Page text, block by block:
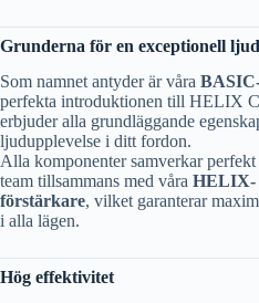
Grunderna för en exceptionell
Som namnet antyder är våra
perfekta introduktionen till HELIX
erbjuder alla grundläggande
ljudupplevelse i ditt fordon.
Alla komponenter samverkar
team tillsammans med våra HELIX-
förstärkare, vilket garanterar
i alla lägen.
Hög effektivitet